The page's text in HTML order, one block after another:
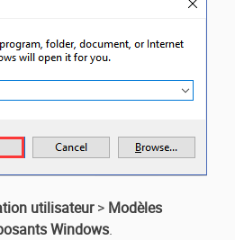
utilisateur> Modèles
Windows.